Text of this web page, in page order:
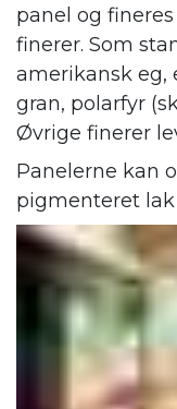
panel og
finerer. Som
amerikansk eg,
gran, polarfyr
Øvrige finerer
Panelerne kan
pigmenteret lak